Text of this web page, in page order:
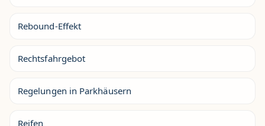
Rebound-Effekt
Rechtsfahrgebot
Regelungen in Parkhäusern
Reifen